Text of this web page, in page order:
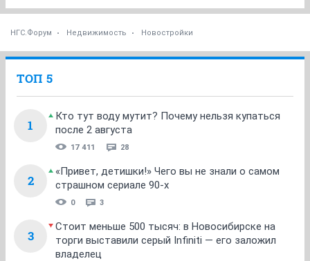
НГС.Форум Недвижимость Новостройки
ТОП 5
1
Кто тут воду мутит? Почему нельзя купаться
после 2 августа
17 411 28
2
«Привет, детишки!» Чего вы не знали о самом
страшном сериале 90-х
0 3
3
Стоит меньше 500 тысяч: в Новосибирске на
торги выставили серый Infiniti — его заложил
владелец